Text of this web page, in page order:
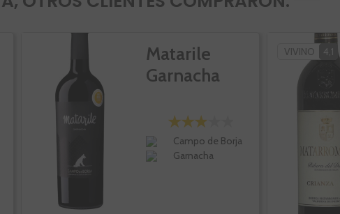
Matarile
Garnacha
Campo de Borja
Garnacha
VIVINO 4,1